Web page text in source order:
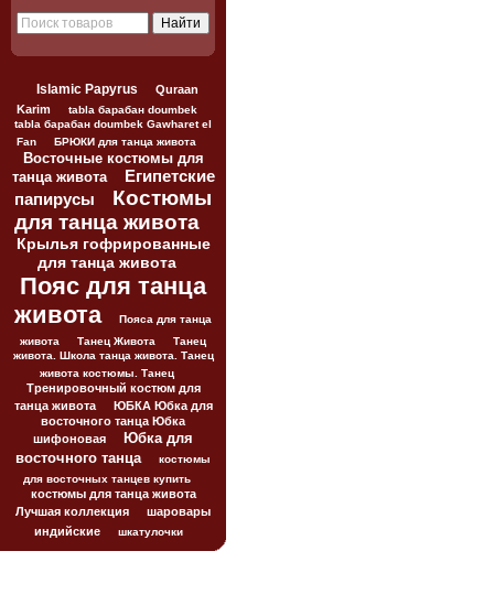
Islamic Papyrus
Quraan
Karim
tabla барабан doumbek
tabla барабан doumbek Gawharet el
Fan
БРЮКИ для танца живота
Восточные костюмы для
танца живота
Египетские
папирусы
Костюмы
для танца живота
Крылья гофрированные
для танца живота
Пояс для танца
живота
Пояса для танца
живота
Танец Живота
Танец
живота. Школа танца живота. Танец
живота костюмы. Танец
Тренировочный костюм для
танца живота
ЮБКА Юбка для
восточного танца Юбка
шифоновая
Юбка для
восточного танца
костюмы
для восточных танцев купить
костюмы для танца живота
Лучшая коллекция
шаровары
индийские
шкатулочки